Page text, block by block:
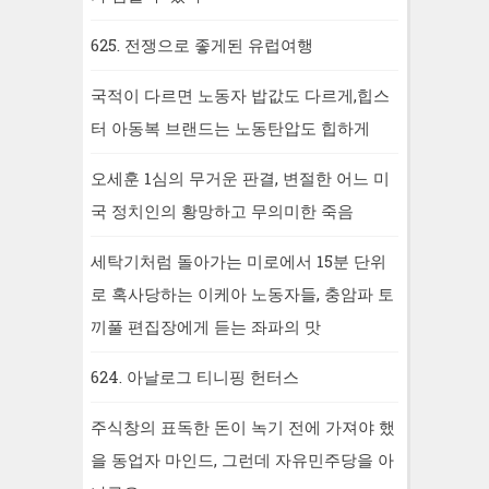
625. 전쟁으로 좋게된 유럽여행
국적이 다르면 노동자 밥값도 다르게,힙스
터 아동복 브랜드는 노동탄압도 힙하게
오세훈 1심의 무거운 판결, 변절한 어느 미
국 정치인의 황망하고 무의미한 죽음
세탁기처럼 돌아가는 미로에서 15분 단위
로 혹사당하는 이케아 노동자들, 충암파 토
끼풀 편집장에게 듣는 좌파의 맛
624. 아날로그 티니핑 헌터스
주식창의 표독한 돈이 녹기 전에 가져야 했
을 동업자 마인드, 그런데 자유민주당을 아